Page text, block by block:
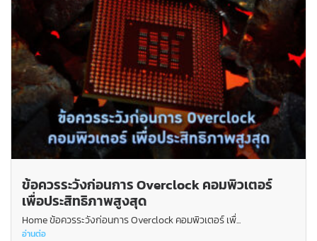
ข้อควรระวังก่อนการ Overclock คอมพิวเตอร์
เพื่อประสิทธิภาพสูงสุด
Home ข้อควรระวังก่อนการ Overclock คอมพิวเตอร์ เพื่...
อ่านต่อ